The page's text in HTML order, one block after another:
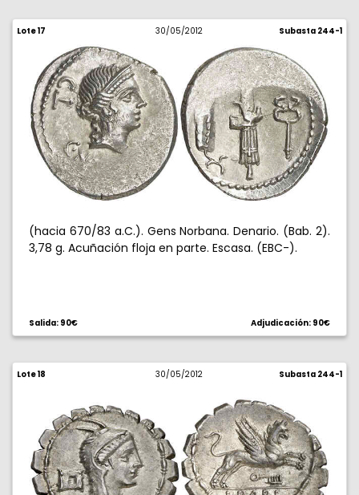
Lote 17 30/05/2012 Subasta 244-1
(hacia 670/83 a.C.). Gens Norbana. Denario. (Bab. 2).
3,78 g. Acuñación floja en parte. Escasa. (EBC-).
Salida: 90€ Adjudicación: 90€
Lote 18 30/05/2012 Subasta 244-1